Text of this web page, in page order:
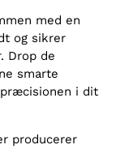
med en
og sikrer
Drop de
smarte
i dit
producerer